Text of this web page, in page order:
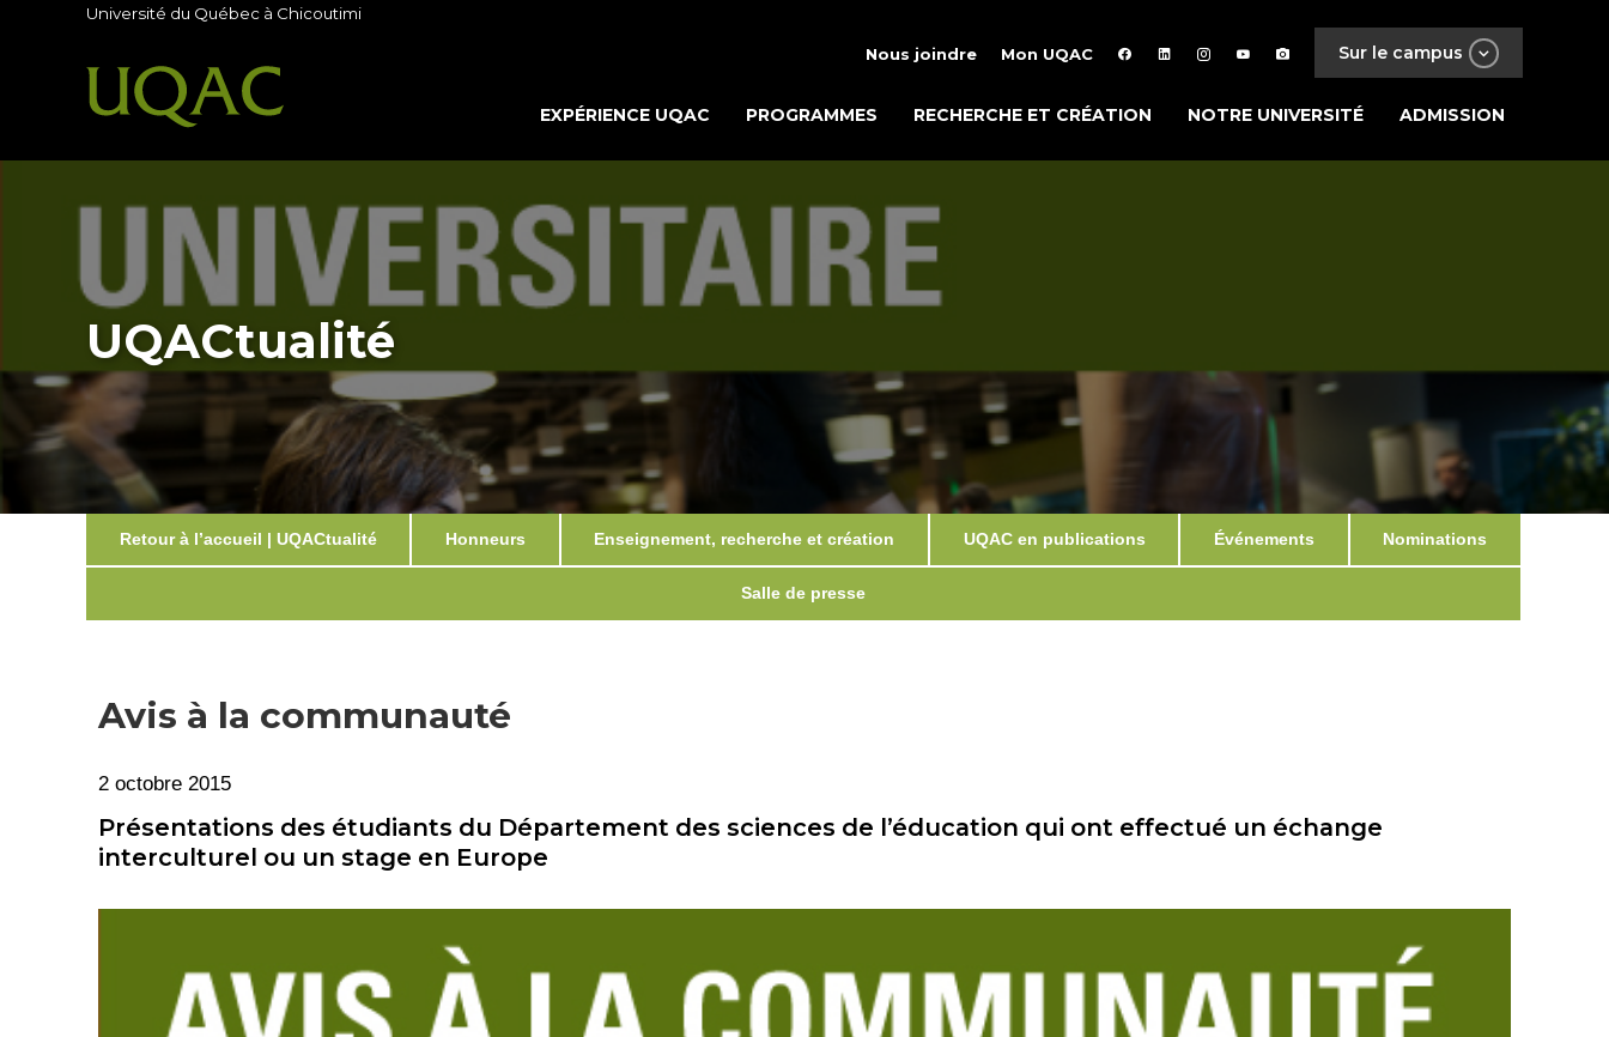
Université du Québec à Chicoutimi
Sur le campus
Nous joindre Mon UQAC
EXPÉRIENCE UQAC PROGRAMMES RECHERCHE ET CRÉATION NOTRE UNIVERSITÉ ADMISSION
UQACtualité
Retour à l’accueil | UQACtualité Honneurs Enseignement, recherche et création UQAC en publications Événements Nominations
Salle de presse
Avis à la communauté
2 octobre 2015
Présentations des étudiants du Département des sciences de l’éducation qui ont effectué un échange
interculturel ou un stage en Europe